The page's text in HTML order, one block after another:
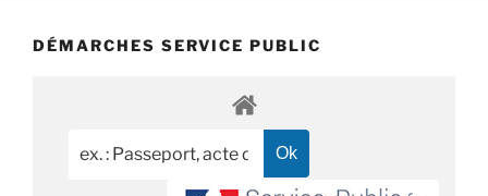
DÉMARCHES SERVICE PUBLIC